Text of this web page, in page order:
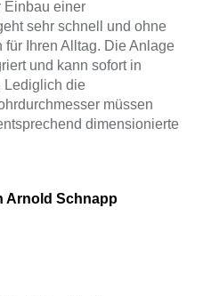
Einbau einer
sehr schnell und ohne
Ihren Alltag. Die Anlage
und kann sofort in
Lediglich die
müssen
dimensionierte
Arnold Schnapp